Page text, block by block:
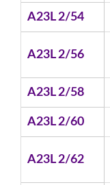
A23L 2/54
A23L 2/56
A23L 2/58
A23L 2/60
A23L 2/62